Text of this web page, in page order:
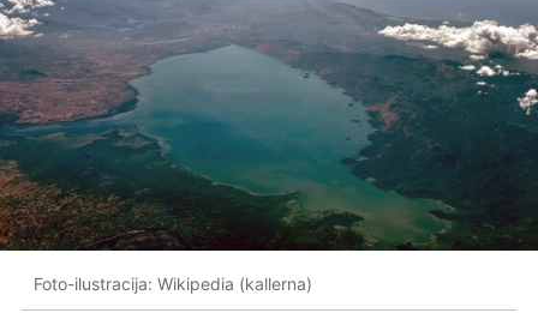
Foto-ilustracija: Wikipedia (kallerna)